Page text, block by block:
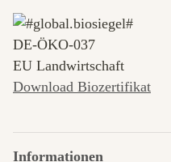
DE‑ÖKO‑037
EU Landwirtschaft
Download Biozertifikat
Informationen